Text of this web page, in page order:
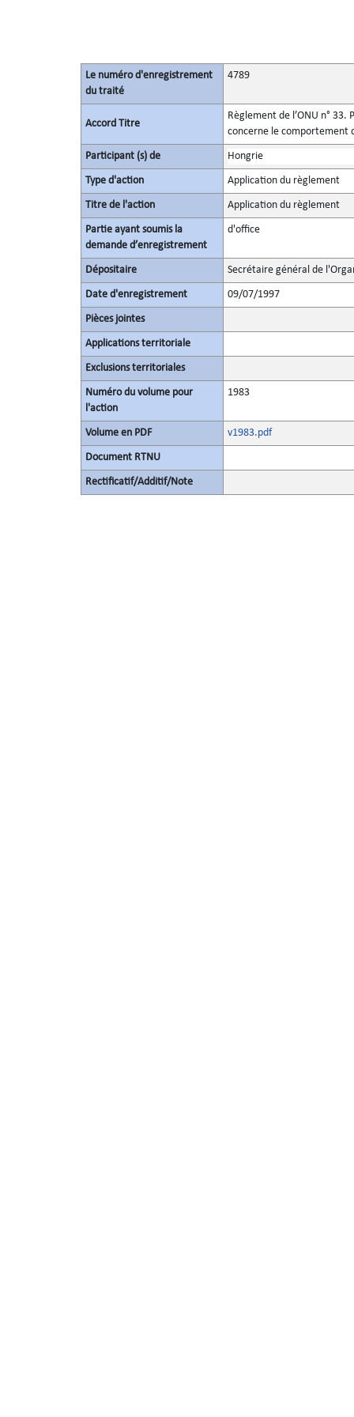
Le numéro d'enregistrement
du traité
4789
Accord Titre
Règlement de l’ONU n°
concerne le comportement
Participant (s) de Hongrie
Type d'action Application du règlement
Titre de l'action Application du règlement
Partie ayant soumis la
demande d’enregistrement
d'office
Dépositaire Secrétaire général de
Date d'enregistrement 09/07/1997
Pièces jointes
Applications territoriale
Exclusions territoriales
Numéro du volume pour
l'action
1983
Volume en PDF v1983.pdf
Document RTNU
Rectificatif/Additif/Note